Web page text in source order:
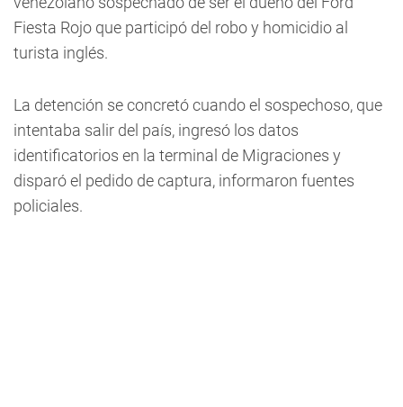
Fiesta Rojo que participó del robo y homicidio al
turista inglés.
La detención se concretó cuando el sospechoso, que
intentaba salir del país, ingresó los datos
identificatorios en la terminal de Migraciones y
disparó el pedido de captura, informaron fuentes
policiales.